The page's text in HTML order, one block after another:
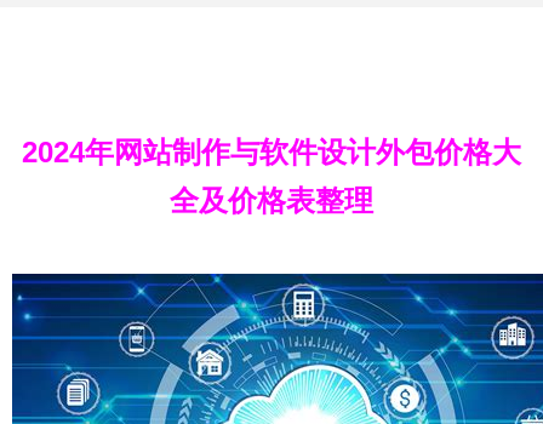
2024年网站制作与软件设计外包价格大
全及价格表整理